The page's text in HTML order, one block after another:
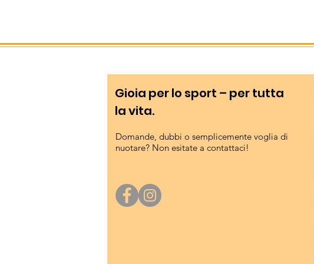
Gioia per lo sport – per tutta
la vita.
Domande, dubbi o semplicemente voglia di
nuotare? Non esitate a contattaci!